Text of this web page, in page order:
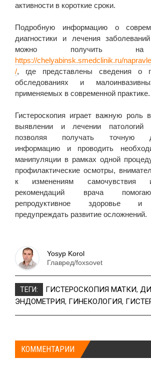
активности в короткие сроки.
Подробную информацию о
диагностики и лечения
можно получить на
https://chelyabinsk.smedclinik.ru/
/, где представлены сведения о
обследованиях и
применяемых в современной практике.
Гистероскопия играет важную роль
выявлении и лечении патологий
позволяя получать точную
информацию и проводить
манипуляции в рамках одной
профилактические осмотры,
к изменениям самочувствия
рекомендаций врача
репродуктивное здоровье и
предупреждать развитие осложнений.
Yosyp Korol
Главред/foxsovet
ТЕГИ: ГИСТЕРОСКОПИЯ МАТКИ,
ЭНДОМЕТРИЯ, ГИНЕКОЛОГИЯ,
КОММЕНТАРИИ